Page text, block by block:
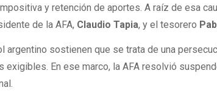
y retención de aportes. A raíz de esa
de la AFA, Claudio Tapia, y el tesorero
argentino sostienen que se trata de una
exigibles. En ese marco, la AFA resolvió